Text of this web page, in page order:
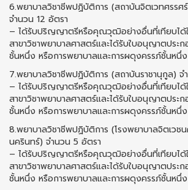
6.พยาบาลวิชาชีพปฏิบัติการ (สถาบันจิตเวทศรรศร์
จำนวน 12 อัตรา
– ได้รับปริญญาตรีหรือคุณวุฒิอย่างอื่นที่เทียบได้
สาขาวิชาพยาบาลศาสตร์และได้รับใบอนุญาตประ
ชั้นหนึ่ง หรือการพยาบาลและการผดุงครรภ์ชั้นหนึ่ง
7.พยาบาลวิชาชีพปฏิบัติการ (สถาบันราชานุกูล) จ
– ได้รับปริญญาตรีหรือคุณวุฒิอย่างอื่นที่เทียบได้
สาขาวิชาพยาบาลศาสตร์และได้รับใบอนุญาตประ
ชั้นหนึ่ง หรือการพยาบาลและการผดุงครรภ์ชั้นหนึ่ง
8.พยาบาลวิชาชีพปฏิบัติการ (โรงพยาบาลจิตเวชน
นครินทร์) จำนวน 5 อัตรา
– ได้รับปริญญาตรีหรือคุณวุฒิอย่างอื่นที่เทียบได้
สาขาวิชาพยาบาลศาสตร์และได้รับใบอนุญาตประ
ชั้นหนึ่ง หรือการพยาบาลและการผดุงครรภ์ชั้นหนึ่ง